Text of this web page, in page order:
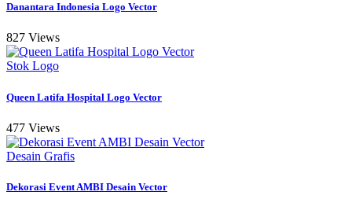
Danantara Indonesia Logo Vector
827 Views
Stok Logo
Queen Latifa Hospital Logo Vector
477 Views
Desain Grafis
Dekorasi Event AMBI Desain Vector